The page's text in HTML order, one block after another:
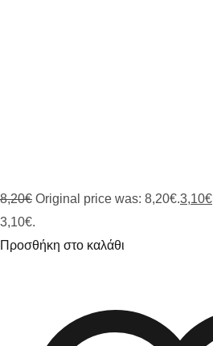
8,20€ Original price was: 8,20€.3,10€
3,10€.
Προσθήκη στο καλάθι